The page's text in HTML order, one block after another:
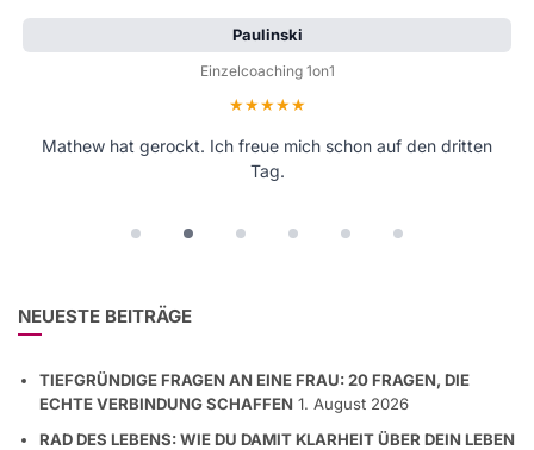
Paulinski
Einzelcoaching 1on1
Bewertung: 5 von 5 Sternen
Mathew hat gerockt. Ich freue mich schon auf den dritten
Tag.
NEUESTE BEITRÄGE
TIEFGRÜNDIGE FRAGEN AN EINE FRAU: 20 FRAGEN, DIE
ECHTE VERBINDUNG SCHAFFEN 1. August 2026
RAD DES LEBENS: WIE DU DAMIT KLARHEIT ÜBER DEIN LEBEN